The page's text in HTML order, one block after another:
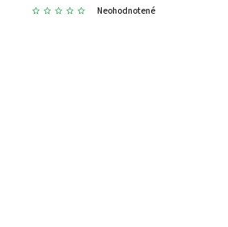
Neohodnotené